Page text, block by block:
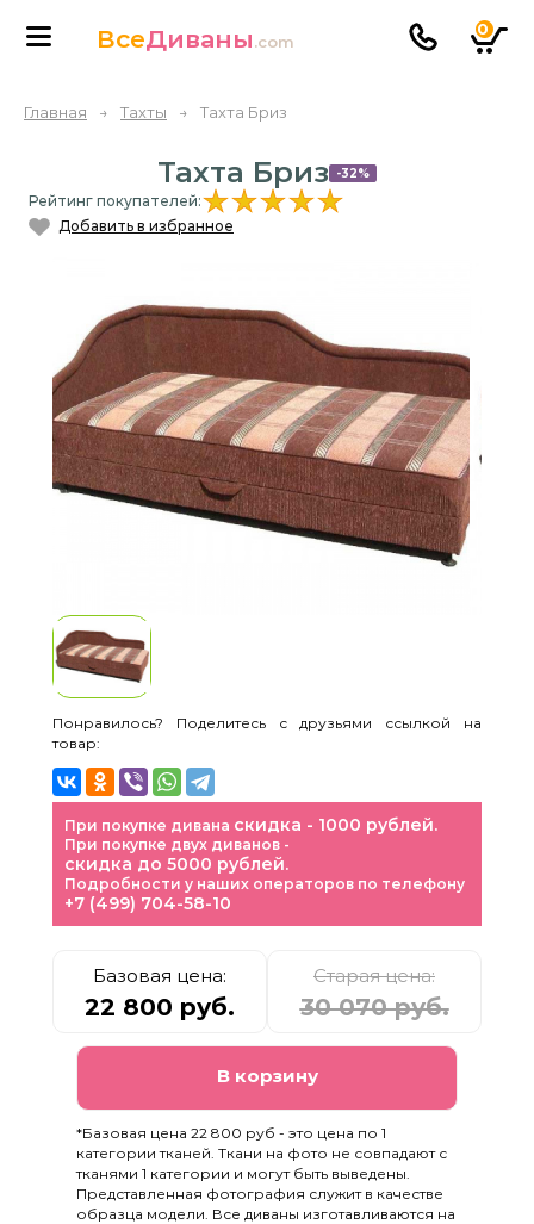
ВсеДиваны.com
0
Главная → Тахты → Тахта Бриз
Тахта Бриз -32%
Рейтинг покупателей:
Добавить в избранное
Понравилось? Поделитесь с друзьями ссылкой на
товар:
При покупке дивана скидка - 1000 рублей.
При покупке двух диванов -
скидка до 5000 рублей.
Подробности у наших операторов по телефону
+7 (499) 704-58-10
Базовая цена:
22 800 руб.
Старая цена:
30 070 руб.
В корзину
*Базовая цена 22 800 руб - это цена по 1
категории тканей. Ткани на фото не совпадают с
тканями 1 категории и могут быть выведены.
Представленная фотография служит в качестве
образца модели. Все диваны изготавливаются на